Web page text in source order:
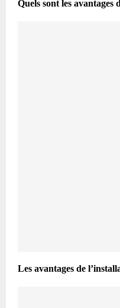
Quels sont les avantages
Les avantages de